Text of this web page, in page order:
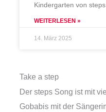
Kindergarten von
WEITERLESEN »
14. März 2025
Take a step
Der steps Song ist mit
Gobabis mit der